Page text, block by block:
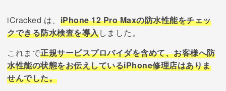
iCracked は、 iPhone 12 Pro Maxの防水性能をチェッ
クできる防水検査を導入しました。
これまで正規サービスプロバイダを含めて、お客様へ防
水性能の状態をお伝えしているiPhone修理店はありま
せんでした。